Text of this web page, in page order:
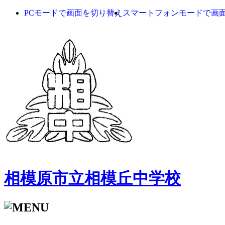
PCモードで画面を切り替え スマートフォンモードで画
相模原市立相模丘中学校